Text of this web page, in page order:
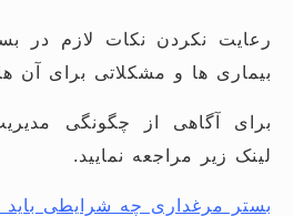
رعایت نکردن نکات لازم در
بیماری ها و مشکلاتی برای آن
برای آگاهی از چگونگی
لینک زیر مراجعه نمایید.
بستر مرغداری چه شرایطی باید